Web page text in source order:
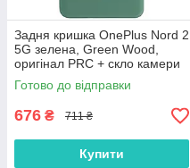
Задня кришка OnePlus Nord 2
5G зелена, Green Wood,
оригінал PRC + скло камери
Готово до відправки
676 ₴ 711 ₴
Купити